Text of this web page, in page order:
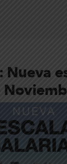
Nueva